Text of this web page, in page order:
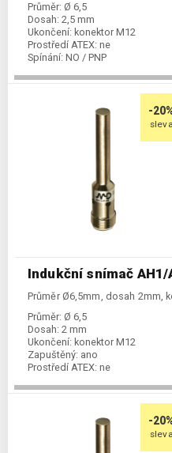
Průměr: Ø 6,5
Dosah: 2,5 mm
Ukončení: konektor M12
Prostředí ATEX: ne
Spínání: NO / PNP
-
sleva
Indukční snímač AH1/
Průměr Ø6,5mm, dosah 2mm,
Průměr: Ø 6,5
Dosah: 2 mm
Ukončení: konektor M12
Zapuštěný: ano
Prostředí ATEX: ne
-
sleva